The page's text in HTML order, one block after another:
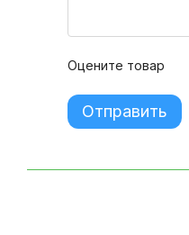
Оцените товар
Отправить